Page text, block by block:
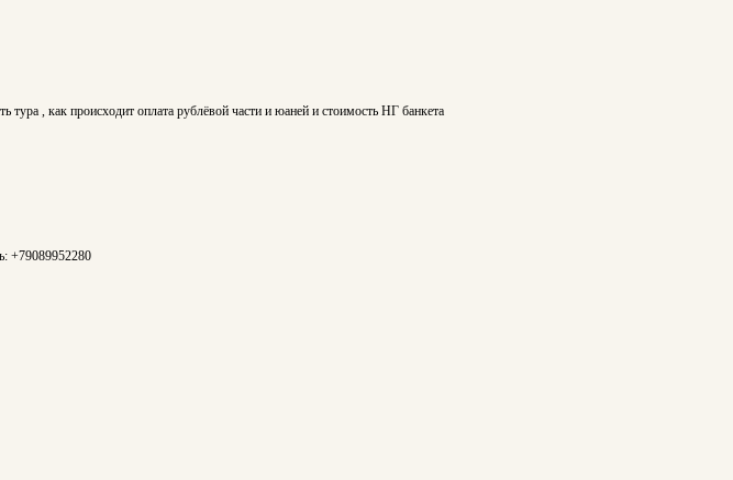
, как происходит оплата рублёвой части и юаней и стоимость НГ банкета
+79089952280